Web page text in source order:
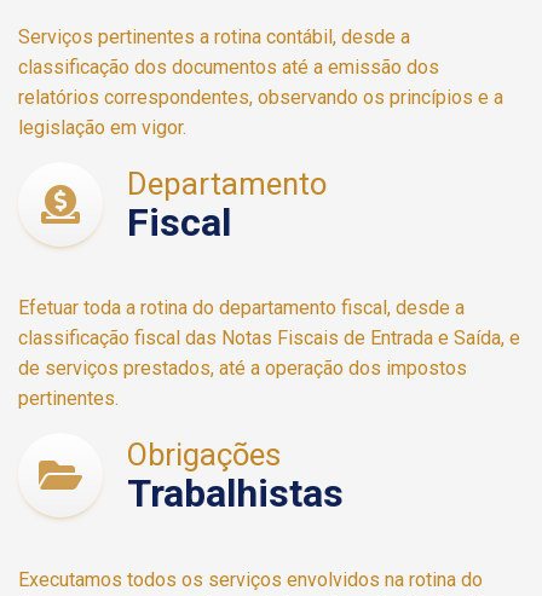
Serviços pertinentes a rotina contábil, desde a
classificação dos documentos até a emissão dos
relatórios correspondentes, observando os princípios e a
legislação em vigor.
Departamento
Fiscal
Efetuar toda a rotina do departamento fiscal, desde a
classificação fiscal das Notas Fiscais de Entrada e Saída, e
de serviços prestados, até a operação dos impostos
pertinentes.
Obrigações
Trabalhistas
Executamos todos os serviços envolvidos na rotina do